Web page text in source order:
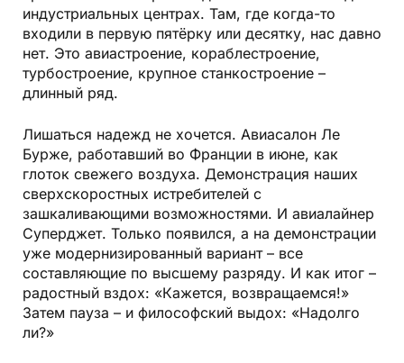
индустриальных центрах. Там, где когда-то
входили в первую пятёрку или десятку, нас давно
нет. Это авиастроение, кораблестроение,
турбостроение, крупное станкостроение –
длинный ряд.
Лишаться надежд не хочется. Авиасалон Ле
Бурже, работавший во Франции в июне, как
глоток свежего воздуха. Демонстрация наших
сверхскоростных истребителей с
зашкаливающими возможностями. И авиалайнер
Суперджет. Только появился, а на демонстрации
уже модернизированный вариант – все
составляющие по высшему разряду. И как итог –
радостный вздох: «Кажется, возвращаемся!»
Затем пауза – и философский выдох: «Надолго
ли?»